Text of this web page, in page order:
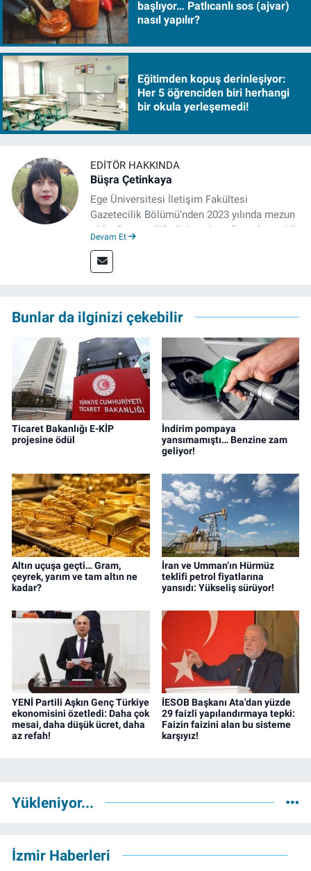
başlıyor… Patlıcanlı sos (ajvar)
nasıl yapılır?
Eğitimden kopuş derinleşiyor:
Her 5 öğrenciden biri herhangi
bir okula yerleşemedi!
EDITÖR HAKKINDA
Büşra Çetinkaya
Ege Üniversitesi İletişim Fakültesi
Gazetecilik Bölümü’nden 2023 yılında mezun
oldu. Gazeteciliğe üniversite yıllarında çeşitli
Meslek hayatına 2023'te İzmir'de başlayan
gazeteci, halen izgazete.net’te editör olarak
Devam Et
Bunlar da ilginizi çekebilir
Ticaret Bakanlığı E-KİP
projesine ödül
İndirim pompaya
yansımamıştı… Benzine zam
geliyor!
Altın uçuşa geçti… Gram,
çeyrek, yarım ve tam altın ne
kadar?
İran ve Umman’ın Hürmüz
teklifi petrol fiyatlarına
yansıdı: Yükseliş sürüyor!
YENİ Partili Aşkın Genç Türkiye
ekonomisini özetledi: Daha çok
mesai, daha düşük ücret, daha
az refah!
İESOB Başkanı Ata'dan yüzde
29 faizli yapılandırmaya tepki:
Faizin faizini alan bu sisteme
karşıyız!
Yükleniyor...
İzmir Haberleri